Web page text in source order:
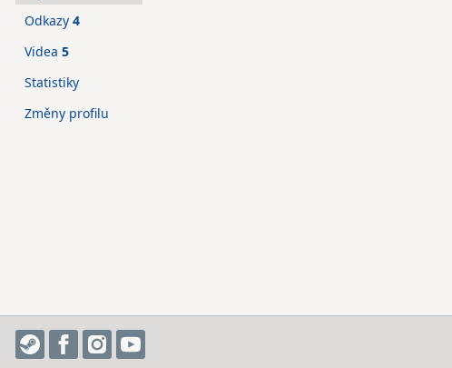
Odkazy 4
Videa 5
Statistiky
Změny profilu